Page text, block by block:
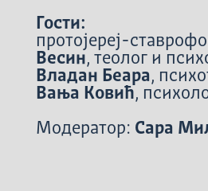
Гости:
протоjeреj-
Весин, теолог и
Владан Беара,
Вања Ковић,
Модератор: Сара